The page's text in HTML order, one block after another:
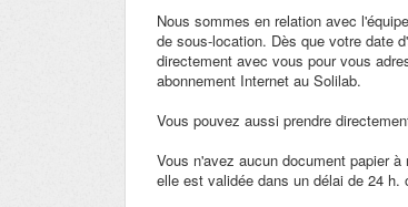
Nous sommes en relation avec
de sous-location. Dès que votre date
directement avec vous pour vous
abonnement Internet au Solilab.
Vous pouvez aussi prendre
Vous n'avez aucun document papier
elle est validée dans un délai de 24 h.